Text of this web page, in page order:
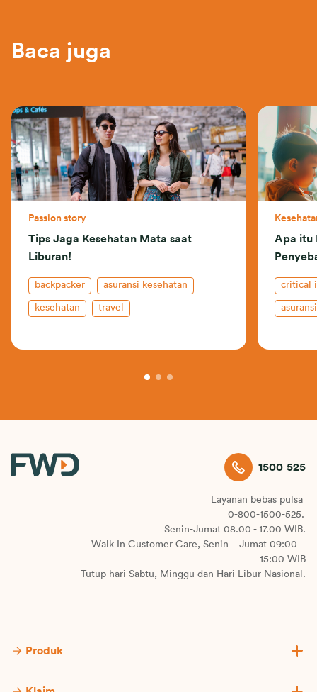
Baca juga
Passion story
Tips Jaga Kesehatan Mata saat
Liburan!
backpacker asuransi kesehatan
kesehatan travel
Apa itu
critical
1500 525
Layanan bebas pulsa
0-800-1500-525.
Senin-Jumat 08.00 - 17.00 WIB.
Walk In Customer Care, Senin – Jumat 09:00 –
15:00 WIB
Tutup hari Sabtu, Minggu dan Hari Libur Nasional.
Produk